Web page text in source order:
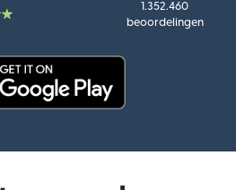
1.352.460
beoordelingen